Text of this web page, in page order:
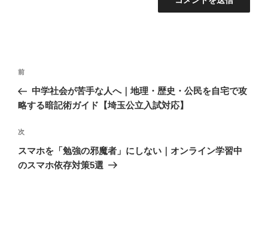
投
ナ
ゲ
ー
シ
前
の
投
前
中学社会が苦手な人へ｜地理・歴史・公民を自宅で攻
略する暗記術ガイド【埼玉公立入試対応】
次
の
投
次
スマホを「勉強の邪魔者」にしない｜オンライン学習中
のスマホ依存対策5選